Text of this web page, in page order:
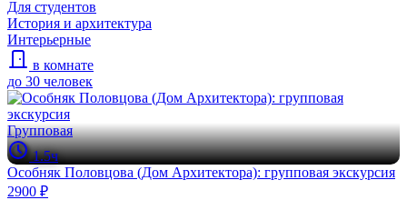
Для студентов
История и архитектура
Интерьерные
в комнате
до 30 человек
Групповая
1.5ч
Особняк Половцова (Дом Архитектора): групповая экскурсия
2900 ₽